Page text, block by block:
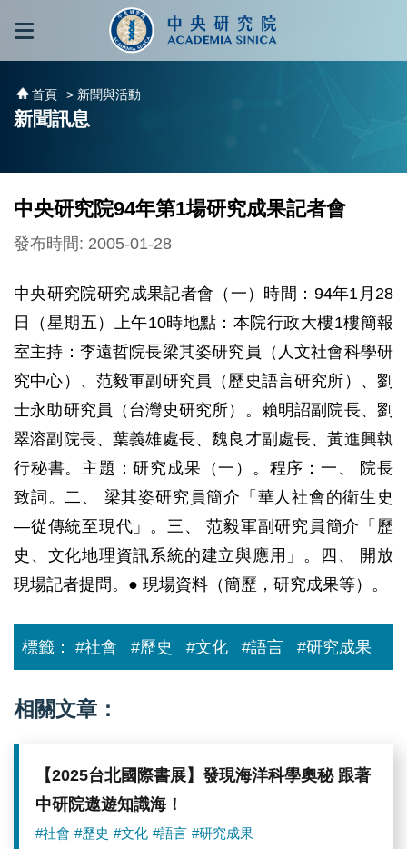
跳到主要內容區塊
首頁 > 新聞與活動
新聞訊息
中央研究院94年第1場研究成果記者會
發布時間: 2005-01-28
中央研究院研究成果記者會（一）時間：94年1月28
日（星期五）上午10時地點：本院行政大樓1樓簡報
室主持：李遠哲院長梁其姿研究員（人文社會科學研
究中心）、范毅軍副研究員（歷史語言研究所）、劉
士永助研究員（台灣史研究所）。賴明詔副院長、劉
翠溶副院長、葉義雄處長、魏良才副處長、黃進興執
行秘書。主題：研究成果（一）。程序：一、 院長
致詞。二、 梁其姿研究員簡介「華人社會的衛生史
—從傳統至現代」。三、 范毅軍副研究員簡介「歷
史、文化地理資訊系統的建立與應用」。四、 開放
現場記者提問。● 現場資料（簡歷，研究成果等）。
標籤： #社會 #歷史 #文化 #語言 #研究成果
相關文章：
【2025台北國際書展】發現海洋科學奧秘 跟著
中研院遨遊知識海！
#社會 #歷史 #文化 #語言 #研究成果